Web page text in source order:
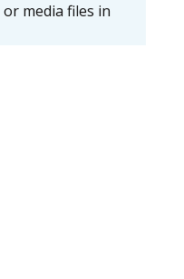
media files in